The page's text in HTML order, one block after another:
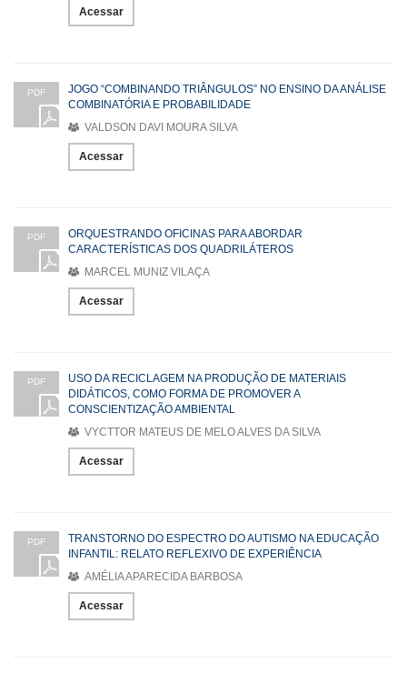
Acessar
PDF
JOGO “COMBINANDO TRIÂNGULOS” NO ENSINO DA ANÁLISE
COMBINATÓRIA E PROBABILIDADE
VALDSON DAVI MOURA SILVA
Acessar
PDF
ORQUESTRANDO OFICINAS PARA ABORDAR
CARACTERÍSTICAS DOS QUADRILÁTEROS
MARCEL MUNIZ VILAÇA
Acessar
PDF
USO DA RECICLAGEM NA PRODUÇÃO DE MATERIAIS
DIDÁTICOS, COMO FORMA DE PROMOVER A
CONSCIENTIZAÇÃO AMBIENTAL
VYCTTOR MATEUS DE MELO ALVES DA SILVA
Acessar
PDF
TRANSTORNO DO ESPECTRO DO AUTISMO NA EDUCAÇÃO
INFANTIL: RELATO REFLEXIVO DE EXPERIÊNCIA
AMÉLIA APARECIDA BARBOSA
Acessar